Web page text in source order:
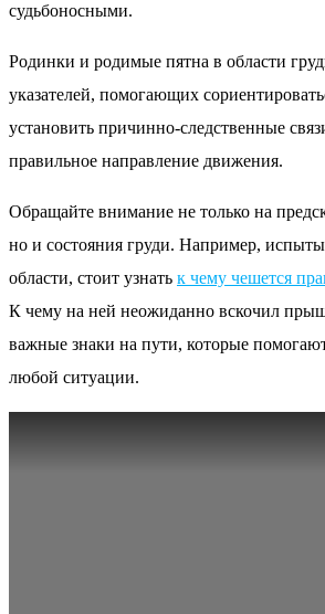
судьбоносными.
Родинки и родимые пятна в области
указателей, помогающих
установить причинно-следственные
правильное направление движения.
Обращайте внимание не только на
но и состояния груди. Например,
области, стоит узнать к чему чешется
К чему на ней неожиданно вскочил
важные знаки на пути, которые помогают
любой ситуации.